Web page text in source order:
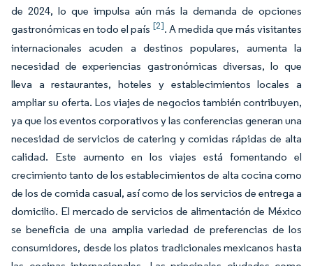
de 2024, lo que impulsa aún más la demanda de opciones
gastronómicas en todo el país [2]. A medida que más visitantes
internacionales acuden a destinos populares, aumenta la
necesidad de experiencias gastronómicas diversas, lo que
lleva a restaurantes, hoteles y establecimientos locales a
ampliar su oferta. Los viajes de negocios también contribuyen,
ya que los eventos corporativos y las conferencias generan una
necesidad de servicios de catering y comidas rápidas de alta
calidad. Este aumento en los viajes está fomentando el
crecimiento tanto de los establecimientos de alta cocina como
de los de comida casual, así como de los servicios de entrega a
domicilio. El mercado de servicios de alimentación de México
se beneficia de una amplia variedad de preferencias de los
consumidores, desde los platos tradicionales mexicanos hasta